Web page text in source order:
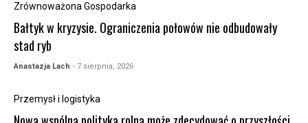
Zrównoważona Gospodarka
Bałtyk w kryzysie. Ograniczenia połowów nie odbudowały
stad ryb
Anastazja Lach - 7 sierpnia, 2026
Przemysł i logistyka